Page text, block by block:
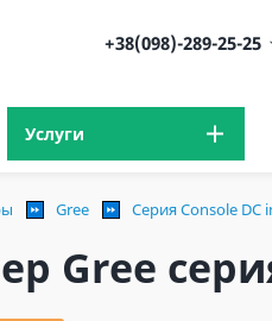
+38(098)-289-25-25
Услуги
Gree Серия Сonsole DC
Gree